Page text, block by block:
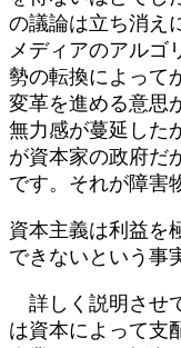
の議論は立ち消え
メディアのアルゴ
勢の転換によって
変革を進める意思
無力感が蔓延した
が資本家の政府だ
です。それが障害
資本主義は利益を
できないという事
詳しく説明させ
は資本によって支